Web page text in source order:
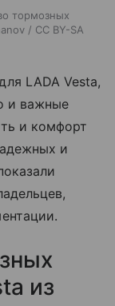
тормозных
/ CC BY-SA
LADA Vesta,
и важные
и комфорт
и
из